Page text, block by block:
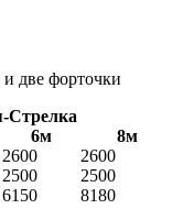
две форточки
Стрелка
6м
8м
2600
2600
2500
2500
6150
8180